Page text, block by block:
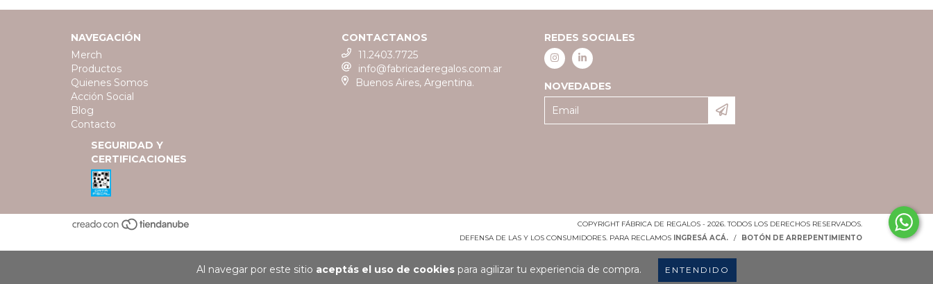
Al navegar por este sitio aceptás el uso de cookies para agilizar tu experiencia de compra. ENTENDIDO
NAVEGACIÓN
Merch
Productos
Quienes Somos
Acción Social
Blog
Contacto
CONTACTANOS
11.2403.7725
info@fabricaderegalos.com.ar
Buenos Aires, Argentina.
REDES SOCIALES
NOVEDADES
SEGURIDAD Y
CERTIFICACIONES
COPYRIGHT FÁBRICA DE REGALOS - 2026. TODOS LOS DERECHOS RESERVADOS.
DEFENSA DE LAS Y LOS CONSUMIDORES. PARA RECLAMOS
INGRESÁ ACÁ. / BOTÓN DE ARREPENTIMIENTO